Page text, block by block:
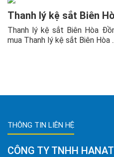
Thanh lý kệ sắt Biên
Thanh lý kệ sắt Biên Hòa
mua Thanh lý kệ sắt Biên Hòa
THÔNG TIN LIÊN HỆ
CÔNG TY TNHH